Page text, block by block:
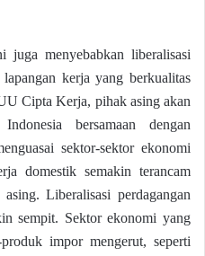
juga menyebabkan liberalisasi
kerja yang berkualitas
Cipta Kerja, pihak asing akan
bersamaan dengan
sektor-sektor ekonomi
domestik semakin terancam
Liberalisasi perdagangan
sempit. Sektor ekonomi yang
impor mengerut, seperti